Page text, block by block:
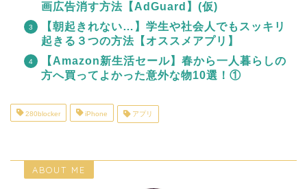
画広告消す方法【AdGuard】(仮)
【朝起きれない…】学生や社会人でもスッキリ
起きる３つの方法【オススメアプリ】
【Amazon新生活セール】春から一人暮らしの
方へ買ってよかった意外な物10選！①
280blocker iPhone アプリ
ABOUT ME